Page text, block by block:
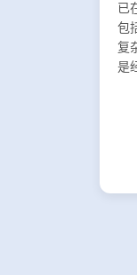
已
包
复
是